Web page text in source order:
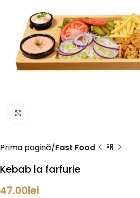
Prima pagină Fast Food
Kebab la farfurie
47.00lei